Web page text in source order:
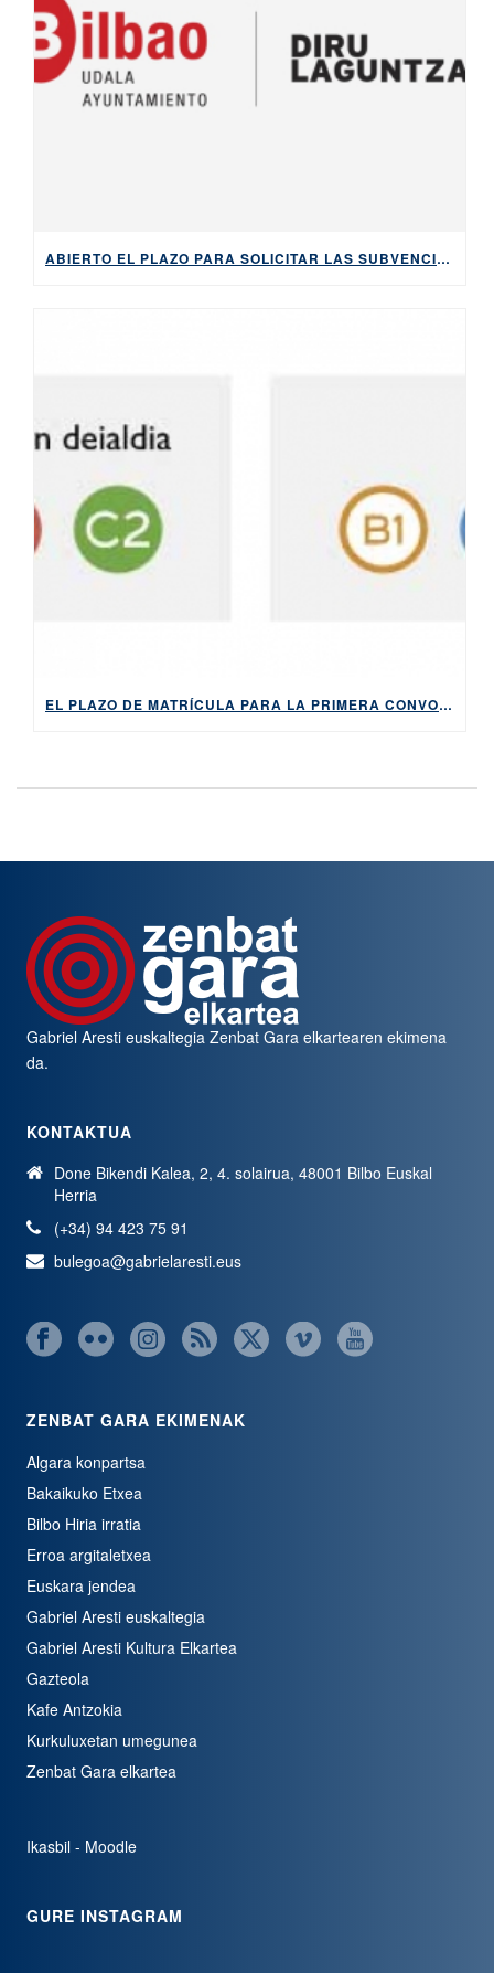
ABIERTO EL PLAZO PARA SOLICITAR LAS SUBVENCIONES DEL AYUNTAMIENTO DE BILBAO PARA APRENDER EUSKARA, HASTA EL 5 DE MAYO DE 2026
EL PLAZO DE MATRÍCULA PARA LA PRIMERA CONVOCATORIA DE 2026 DE LOS EXÁMENES DE HABE ESTARÁ ABIERTO DEL 9 AL 14 DE ABRIL
Gabriel Aresti euskaltegiaZenbat Gara elkartearen ekimena
da.
KONTAKTUA
Done Bikendi Kalea, 2, 4. solairua, 48001 Bilbo Euskal
Herria
(+34) 94 423 75 91
bulegoa@gabrielaresti.eus
ZENBAT GARA EKIMENAK
Algara konpartsa
Bakaikuko Etxea
Bilbo Hiria irratia
Erroa argitaletxea
Euskara jendea
Gabriel Aresti euskaltegia
Gabriel Aresti Kultura Elkartea
Gazteola
Kafe Antzokia
Kurkuluxetan umegunea
Zenbat Gara elkartea
Ikasbil - Moodle
GURE INSTAGRAM